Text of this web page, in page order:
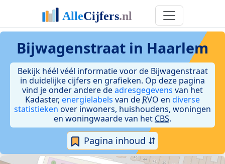
Bijwagenstraat in Haarlem
Bekijk héél véél informatie voor de Bijwagenstraat
in duidelijke cijfers en grafieken. Op deze pagina
vind je onder andere deadresgegevens van het
Kadaster, energielabels van de RVO en diverse
statistieken over inwoners, huishoudens, woningen
en woningwaarde van het CBS.
Pagina inhoud ⇵